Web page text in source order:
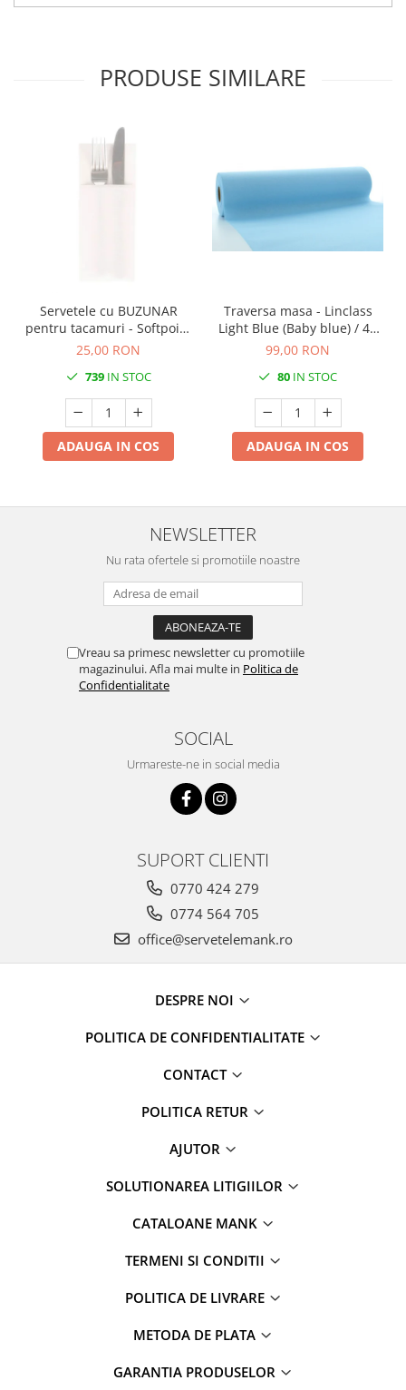
PRODUSE SIMILARE
Servetele cu BUZUNAR
pentru tacamuri - Softpoint
(Alb) / 33 x 40 cm / 50 buc
25,00 RON
739IN STOC
ADAUGA IN COS
Traversa masa - Linclass
Light Blue (Baby blue) / 40
cm x 24 m / 1 rola
99,00 RON
80 IN STOC
ADAUGA IN COS
NEWSLETTER
Nu rata ofertele si promotiile noastre
Vreau sa primesc newsletter cu promotiile
magazinului. Afla mai multe in Politica de
Confidentialitate
SOCIAL
Urmareste-ne in social media
SUPORT CLIENTI
0770 424 279
0774 564 705
office@servetelemank.ro
DESPRE NOI
POLITICA DE CONFIDENTIALITATE
CONTACT
POLITICA RETUR
AJUTOR
SOLUTIONAREA LITIGIILOR
CATALOANE MANK
TERMENI SI CONDITII
POLITICA DE LIVRARE
METODA DE PLATA
GARANTIA PRODUSELOR